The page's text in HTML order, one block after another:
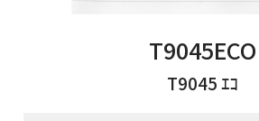
T9045ECO
T9045 ｴｺ